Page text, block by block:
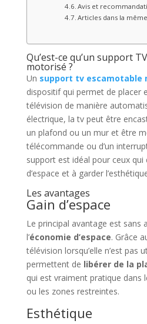
Avis et
Articles dans la
Qu’est-ce qu’un support
motorisé ?
Un support tv escamotable
dispositif qui permet de placer
télévision de manière
électrique, la tv peut être
un plafond ou un mur et être
télécommande ou d’un
support est idéal pour ceux qui
d’espace et à garder
Les avantages
Gain d’espace
Le principal avantage est sans
l’économie d’espace. Grâce
télévision lorsqu’elle n’est pas
permettent de libérer de la
qui est vraiment pratique dans
ou les zones restreintes.
Esthétique